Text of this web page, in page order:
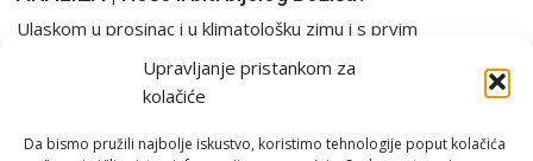
Upravljanje pristankom za
kolačiće
Da bismo pružili najbolje iskustvo, koristimo tehnologije poput kolačića
Ulaskom u prosinac i u klimatološku zimu i s prvim
emitiranjima filmskog maratona “Sam u kući”...
PGŽ i Hrvatska